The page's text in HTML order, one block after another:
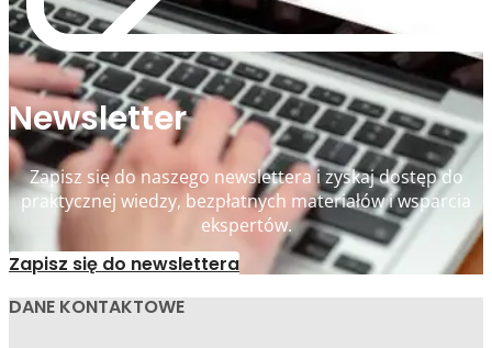
Newsletter
Zapisz się do naszego newslettera i zyskaj dostęp do
praktycznej wiedzy, bezpłatnych materiałów i wsparcia
ekspertów.
Zapisz się do newslettera
DANE KONTAKTOWE